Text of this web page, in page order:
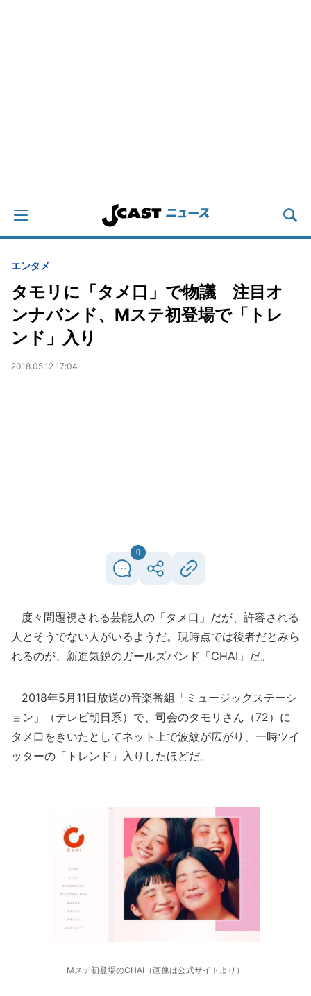
エンタメ
タモリに「タメ口」で物議 注目オ
ンナバンド、Mステ初登場で「トレ
ンド」入り
2018.05.12 17:04
0
度々問題視される芸能人の「タメ口」だが、許容される
人とそうでない人がいるようだ。現時点では後者だとみら
れるのが、新進気鋭のガールズバンド「CHAI」だ。
2018年5月11日放送の音楽番組「ミュージックステーシ
ョン」（テレビ朝日系）で、司会のタモリさん（72）に
タメ口をきいたとしてネット上で波紋が広がり、一時ツイ
ッターの「トレンド」入りしたほどだ。
Mステ初登場のCHAI（画像は公式サイトより）